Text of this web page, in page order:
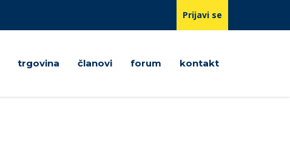
Prijavi se
trgovina članovi forum kontakt